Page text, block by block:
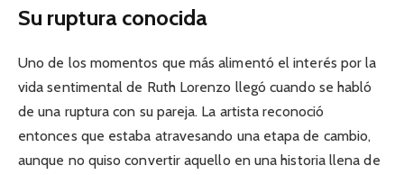
Su ruptura conocida
Uno de los momentos que más alimentó el interés por la
vida sentimental de Ruth Lorenzo llegó cuando se habló
de una ruptura con su pareja. La artista reconoció
entonces que estaba atravesando una etapa de cambio,
aunque no quiso convertir aquello en una historia llena de